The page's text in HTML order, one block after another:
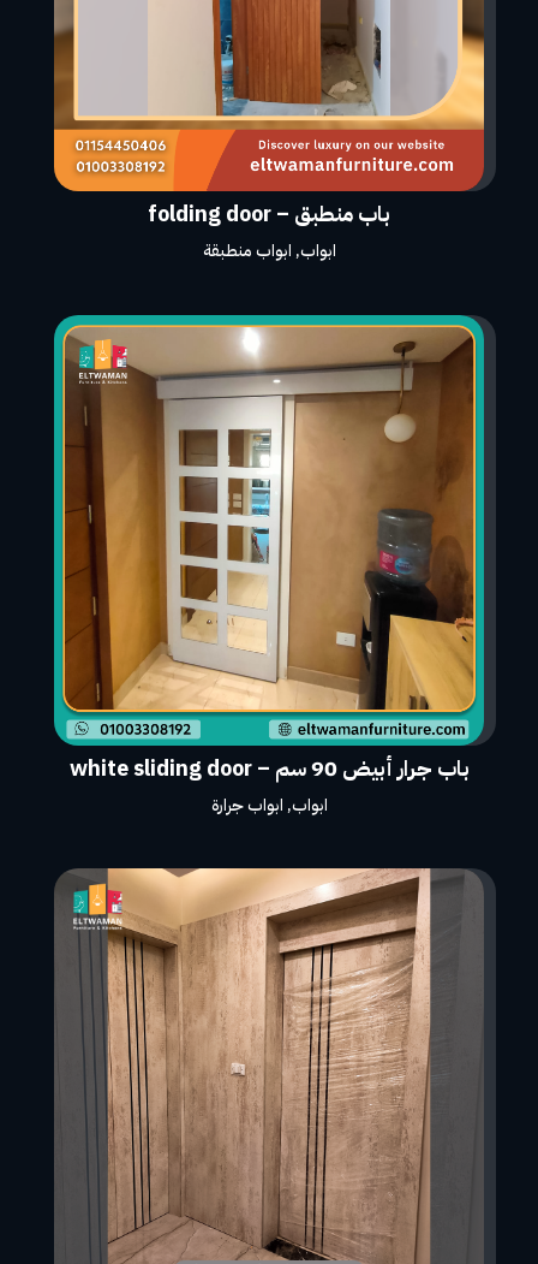
باب منطبق – folding door
ابواب,ابواب منطبقة
باب جرار أبيض 90 سم – white sliding door
ابواب, ابواب جرارة